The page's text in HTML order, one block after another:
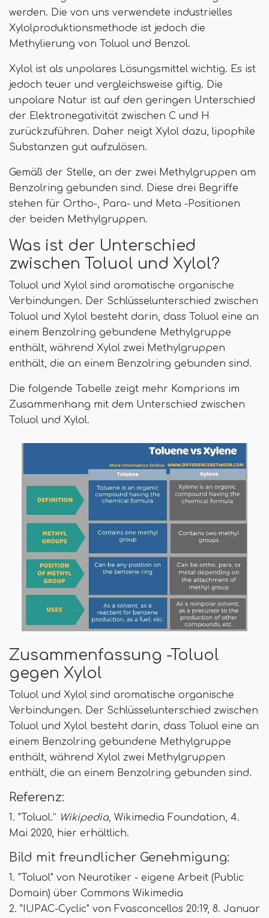
werden. Die von uns verwendete industrielles
Xylolproduktionsmethode ist jedoch die
Methylierung von Toluol und Benzol.
Xylol ist als unpolares Lösungsmittel wichtig. Es ist
jedoch teuer und vergleichsweise giftig. Die
unpolare Natur ist auf den geringen Unterschied
der Elektronegativität zwischen C und H
zurückzuführen. Daher neigt Xylol dazu, lipophile
Substanzen gut aufzulösen.
Gemäß der Stelle, an der zwei Methylgruppen am
Benzolring gebunden sind. Diese drei Begriffe
stehen für Ortho-, Para- und Meta -Positionen
der beiden Methylgruppen.
Was ist der Unterschied
zwischen Toluol und Xylol?
Toluol und Xylol sind aromatische organische
Verbindungen. Der Schlüsselunterschied zwischen
Toluol und Xylol besteht darin, dass Toluol eine an
einem Benzolring gebundene Methylgruppe
enthält, während Xylol zwei Methylgruppen
enthält, die an einem Benzolring gebunden sind.
Die folgende Tabelle zeigt mehr Komprions im
Zusammenhang mit dem Unterschied zwischen
Toluol und Xylol.
Zusammenfassung -Toluol
gegen Xylol
Toluol und Xylol sind aromatische organische
Verbindungen. Der Schlüsselunterschied zwischen
Toluol und Xylol besteht darin, dass Toluol eine an
einem Benzolring gebundene Methylgruppe
enthält, während Xylol zwei Methylgruppen
enthält, die an einem Benzolring gebunden sind.
Referenz:
1. "Toluol.” Wikipedia, Wikimedia Foundation, 4.
Mai 2020, hier erhältlich.
Bild mit freundlicher Genehmigung:
1. "Toluol" von Neurotiker - eigene Arbeit (Public
Domain) über Commons Wikimedia
2. "IUPAC-Cyclic" von Fvasconcellos 20:19, 8. Januar